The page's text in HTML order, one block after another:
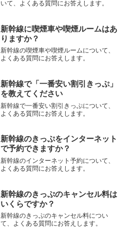
いて、よくある質問にお答えします。
新幹線に喫煙車や喫煙ルームはあ
りますか？
新幹線の喫煙車や喫煙ルームについて、
よくある質問にお答えします。
新幹線で「一番安い割引きっぷ」
を教えてください
新幹線で一番安い割引きっぷについて、
よくある質問にお答えします。
新幹線のきっぷをインターネット
で予約できますか？
新幹線のインターネット予約について、
よくある質問にお答えします。
新幹線のきっぷのキャンセル料は
いくらですか？
新幹線のきっぷのキャンセル料につい
て、よくある質問にお答えします。